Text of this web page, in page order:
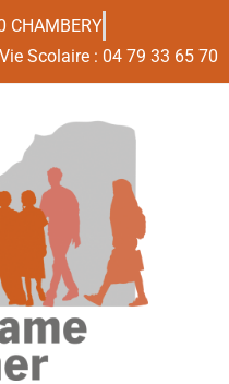
CHAMBERY
Vie Scolaire : 04 79 33 65 70